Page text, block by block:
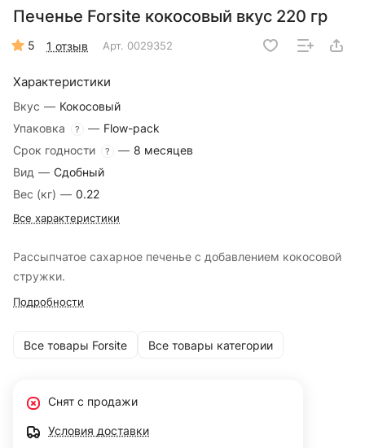
Печенье Forsite кокосовый вкус 220 гр
5 1 отзыв Арт. 0029352
Характеристики
Вкус — Кокосовый
Упаковка
? — Flow-pack
Срок годности
? — 8 месяцев
Вид — Сдобный
Вес (кг) — 0.22
Все характеристики
Рассыпчатое сахарное печенье с добавлением кокосовой
стружки.
Подробности
Все товары Forsite Все товары категории
Снят с продажи
Условия доставки